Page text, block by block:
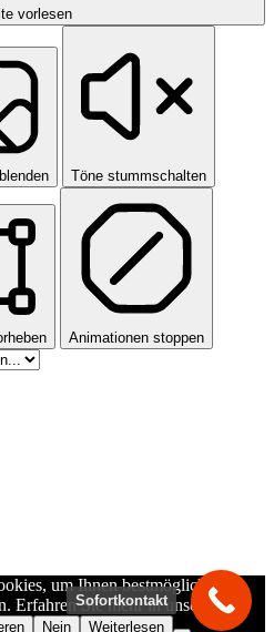
vorlesen
Töne stummschalten
Animationen stoppen
Sofortkontakt
um Ihnen bestmögliche
Erfahren Sie mehr in unserer
Nein Weiterlesen